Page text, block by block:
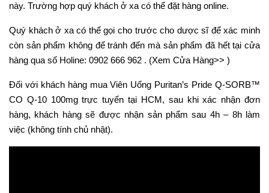
này. Trường hợp quý khách ở xa có thể đặt hàng online.
Quý khách ở xa có thể gọi cho trước cho dược sĩ để xác minh
còn sản phẩm không để tránh đến mà sản phẩm đã hết tại cửa
hàng qua số Holine: 0902 666 962 . (Xem Cửa Hàng>> )
Đối với khách hàng mua Viên Uống Puritan’s Pride Q-SORB™
CO Q-10 100mg trực tuyến tại HCM, sau khi xác nhận đơn
hàng, khách hàng sẽ được nhận sản phẩm sau 4h – 8h làm
việc (không tính chủ nhật).